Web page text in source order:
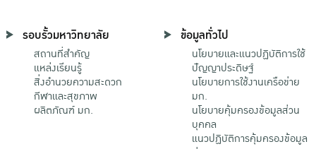
รอบรั้วมหาวิทยาลัย
สถานที่สำคัญ
แหล่งเรียนรู้
สิ่งอำนวยความสะดวก
กีฬาและสุขภาพ
ผลิตภัณฑ์ มก.
ข้อมูลทั่วไป
นโยบายและแนวปฏิบัติการใช้
ปัญญาประดิษฐ์
นโยบายการใช้งานเครือข่าย
มก.
นโยบายคุ้มครองข้อมูลส่วน
บุคคล
แนวปฏิบัติการคุ้มครองข้อมูล